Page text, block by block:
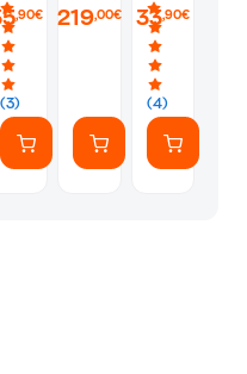
(3)
,90€
/
219,00€
(4)
33,90€